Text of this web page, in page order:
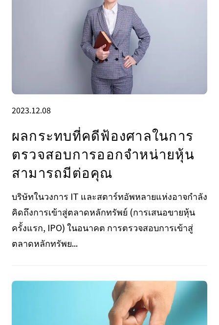
2023.12.08
ผลกระทบที่คดีฟ้องศาลในการ
ตรวจสอบการออกจำหน่ายหุ้น
สามารถมีต่อคุณ
บริษัทในวงการ IT และสตาร์ทอัพหลายแห่งอาจกำลัง
คิดถึงการเข้าสู่ตลาดหลักทรัพย์ (การเสนอขายหุ้น
ครั้งแรก, IPO) ในอนาคต การตรวจสอบการเข้าสู่
ตลาดหลักทรัพย...